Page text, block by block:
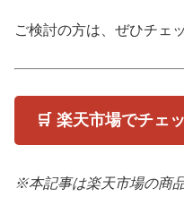
ご検討の方は、ぜひチェ
🛒 楽天市場でチェ
※本記事は楽天市場の商